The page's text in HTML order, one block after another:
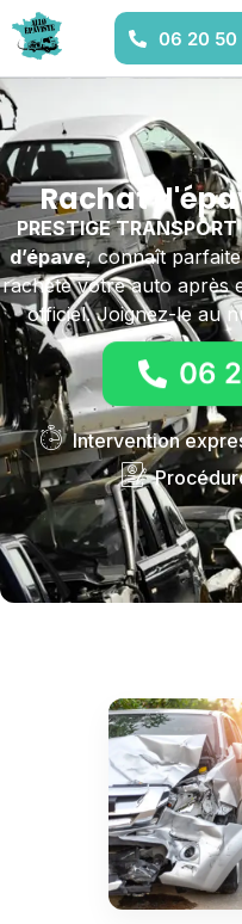
06 20 50
Rachat
PRESTIGE
d’épave, connaît
rachète votre auto après
officiel. Joignez-le au
06
Intervention